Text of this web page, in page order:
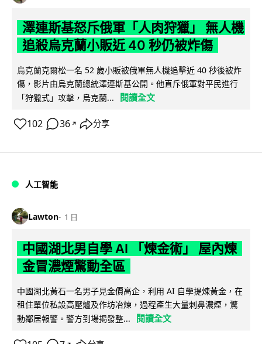
澤連斯基怒斥俄軍「人肉狩獵」 無人機
追殺烏克蘭小販近 40 秒仍被炸傷
烏克蘭克爾松一名 52 歲小販被俄軍無人機追擊近 40 秒後被炸
傷，影片由烏克蘭總統澤連斯基公開。他直斥俄軍對平民進行
「狩獵式」攻擊，烏克蘭...
閱讀全文
102 36 ↗ 分享
人工智能
Lawton 1 日
中國湖北男自學 AI 「煉金術」 屋內煉
金冒濃煙驚動全區
中國湖北黃石一名男子見金價高企，利用 AI 自學提煉黃金，在
租住單位私設高壓爐及作坊冶煉，過程產生大量刺鼻濃煙，驚
動鄰居報警。警方到場揭發整...
閱讀全文